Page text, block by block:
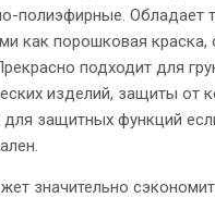
полиэфирные. Обладает
как порошковая краска,
подходит для
изделий, защиты от
для защитных функций
значительно